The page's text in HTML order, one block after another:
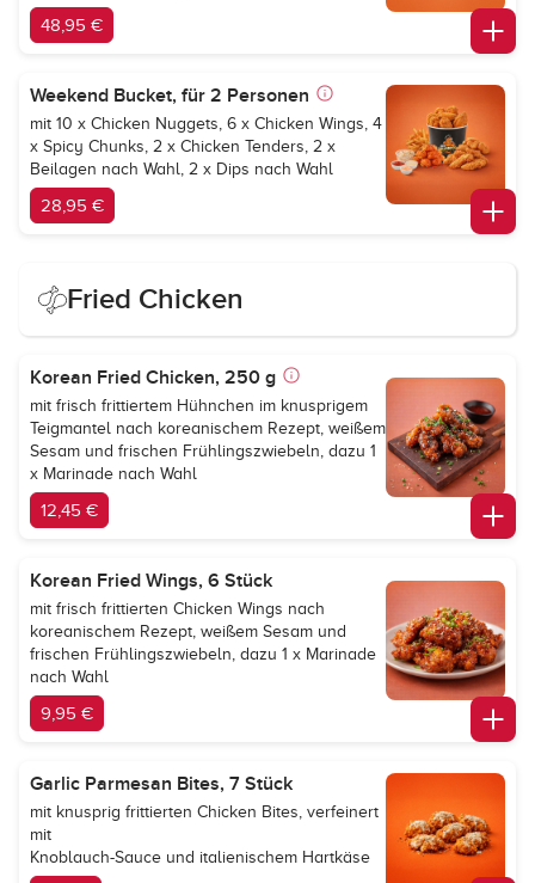
48,95 €
Weekend Bucket, für 2 Personen
mit 10 x Chicken Nuggets, 6 x Chicken Wings, 4
x Spicy Chunks, 2 x Chicken Tenders, 2 x
Beilagen nach Wahl, 2 x Dips nach Wahl
28,95 €
Fried Chicken
Korean Fried Chicken, 250 g
mit frisch frittiertem Hühnchen im knusprigem
Teigmantel nach koreanischem Rezept, weißem
Sesam und frischen Frühlingszwiebeln, dazu 1
x Marinade nach Wahl
12,45 €
Korean Fried Wings, 6 Stück
mit frisch frittierten Chicken Wings nach
koreanischem Rezept, weißem Sesam und
frischen Frühlingszwiebeln, dazu 1 x Marinade
nach Wahl
9,95 €
Garlic Parmesan Bites, 7 Stück
mit knusprig frittierten Chicken Bites, verfeinert
mit
Knoblauch-Sauce und italienischem Hartkäse